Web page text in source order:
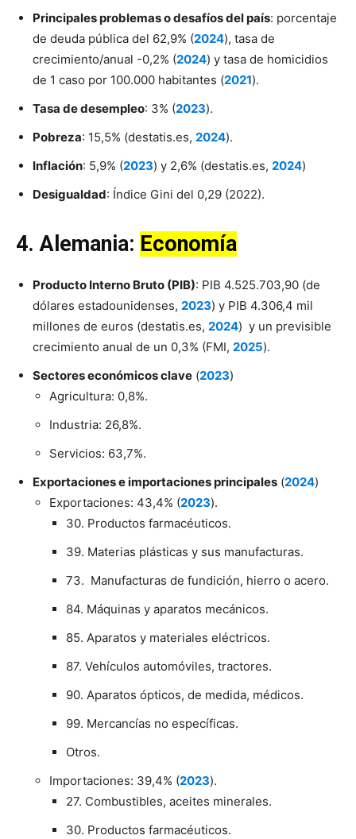
Principales problemas o desafíos del país: porcentaje
de deuda pública del 62,9% (2024), tasa de
crecimiento/anual -0,2% (2024) y tasa de homicidios
de 1 caso por 100.000 habitantes (2021).
Tasa de desempleo: 3% (2023).
Pobreza: 15,5% (destatis.es, 2024).
Inflación: 5,9% (2023) y 2,6% (destatis.es, 2024)
Desigualdad: Índice Gini del 0,29 (2022).
4.Alemania: Economía
Producto Interno Bruto (PIB): PIB 4.525.703,90 (de
dólares estadounidenses, 2023) y PIB 4.306,4 mil
millones de euros (destatis.es, 2024) y un previsible
crecimiento anual de un 0,3% (FMI, 2025).
Sectores económicos clave (2023)
Agricultura: 0,8%.
Industria: 26,8%.
Servicios: 63,7%.
Exportaciones e importaciones principales (2024)
Exportaciones: 43,4% (2023).
30. Productos farmacéuticos.
39. Materias plásticas y sus manufacturas.
73. Manufacturas de fundición, hierro o acero.
84. Máquinas y aparatos mecánicos.
85. Aparatos y materiales eléctricos.
87. Vehículos automóviles, tractores.
90. Aparatos ópticos, de medida, médicos.
99. Mercancías no específicas.
Otros.
Importaciones: 39,4% (2023).
27. Combustibles, aceites minerales.
30. Productos farmacéuticos.